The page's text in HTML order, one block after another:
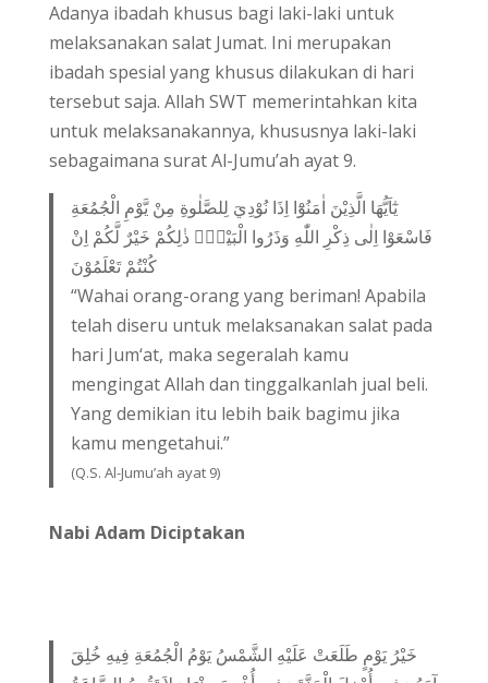
Adanya ibadah khusus bagi laki-laki untuk
melaksanakan salat Jumat. Ini merupakan
ibadah spesial yang khusus dilakukan di hari
tersebut saja. Allah SWT memerintahkan kita
untuk melaksanakannya, khususnya laki-laki
sebagaimana surat Al-Jumu’ah ayat 9.
يٰٓاَيُّهَا الَّذِيْنَ اٰمَنُوْٓا اِذَا نُوْدِيَ لِلصَّلٰوةِ مِنْ يَّوْمِ الْجُمُعَةِ
فَاسْعَوْا اِلٰى ذِكْرِ اللّٰهِ وَذَرُوا الْبَيْعَۗ ذٰلِكُمْ خَيْرٌ لَّكُمْ اِنْ
كُنْتُمْ تَعْلَمُوْنَ
“Wahai orang-orang yang beriman! Apabila
telah diseru untuk melaksanakan salat pada
hari Jum‘at, maka segeralah kamu
mengingat Allah dan tinggalkanlah jual beli.
Yang demikian itu lebih baik bagimu jika
kamu mengetahui.”
(Q.S. Al-Jumu’ah ayat 9)
Nabi Adam Diciptakan
خَيْرُ يَوْمٍ طَلَعَتْ عَلَيْهِ الشَّمْسُ يَوْمُ الْجُمُعَةِ فِيهِ خُلِقَ